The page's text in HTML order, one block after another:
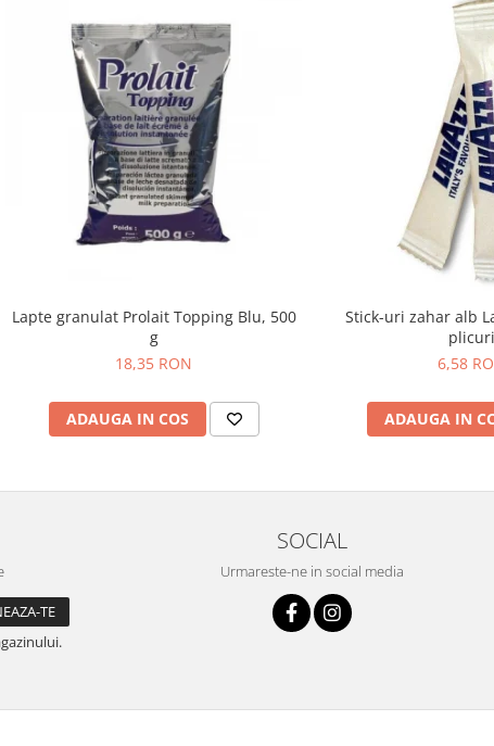
Lapte granulat Prolait Topping Blu, 500
g
18,35 RON
ADAUGA IN COS
Stick-uri zahar alb
plicuri
6,58
ADAUGA IN
SOCIAL
Urmareste-ne in social media